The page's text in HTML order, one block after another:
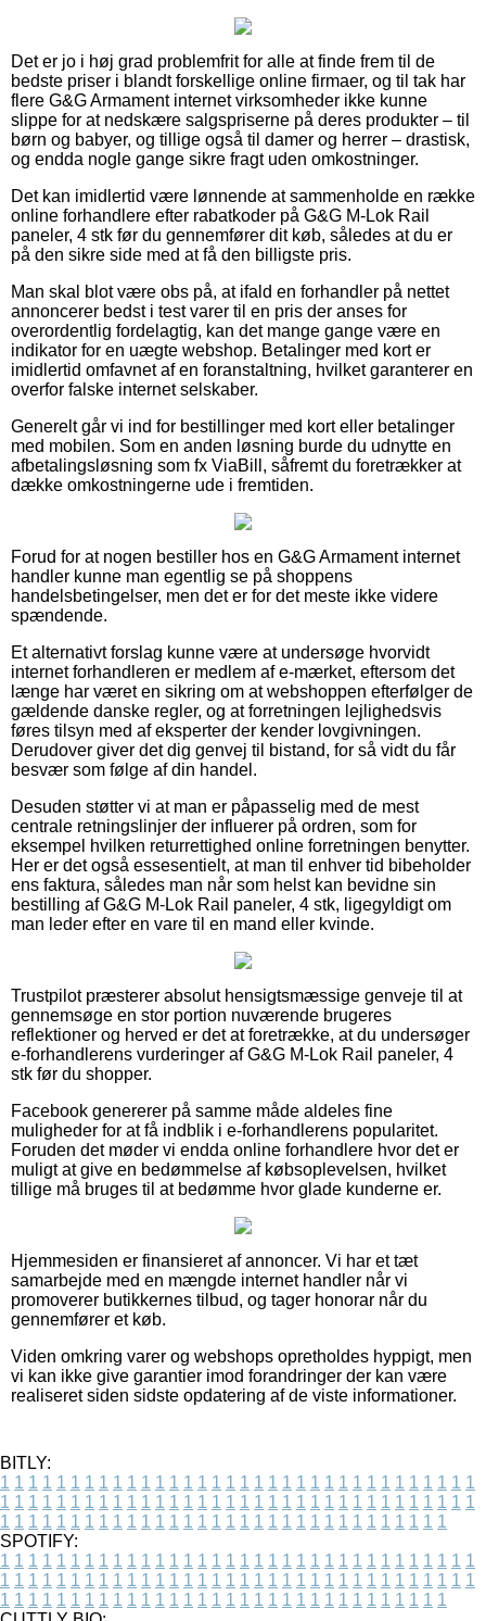
Det er jo i høj grad problemfrit for alle at finde frem til de
bedste priser i blandt forskellige online firmaer, og til tak har
flere G&G Armament internet virksomheder ikke kunne
slippe for at nedskære salgspriserne på deres produkter – til
børn og babyer, og tillige også til damer og herrer – drastisk,
og endda nogle gange sikre fragt uden omkostninger.
Det kan imidlertid være lønnende at sammenholde en række
online forhandlere efter rabatkoder på G&G M-Lok Rail
paneler, 4 stk før du gennemfører dit køb, således at du er
på den sikre side med at få den billigste pris.
Man skal blot være obs på, at ifald en forhandler på nettet
annoncerer bedst i test varer til en pris der anses for
overordentlig fordelagtig, kan det mange gange være en
indikator for en uægte webshop. Betalinger med kort er
imidlertid omfavnet af en foranstaltning, hvilket garanterer en
overfor falske internet selskaber.
Generelt går vi ind for bestillinger med kort eller betalinger
med mobilen. Som en anden løsning burde du udnytte en
afbetalingsløsning som fx ViaBill, såfremt du foretrækker at
dække omkostningerne ude i fremtiden.
Forud for at nogen bestiller hos en G&G Armament internet
handler kunne man egentlig se på shoppens
handelsbetingelser, men det er for det meste ikke videre
spændende.
Et alternativt forslag kunne være at undersøge hvorvidt
internet forhandleren er medlem af e-mærket, eftersom det
længe har været en sikring om at webshoppen efterfølger de
gældende danske regler, og at forretningen lejlighedsvis
føres tilsyn med af eksperter der kender lovgivningen.
Derudover giver det dig genvej til bistand, for så vidt du får
besvær som følge af din handel.
Desuden støtter vi at man er påpasselig med de mest
centrale retningslinjer der influerer på ordren, som for
eksempel hvilken returrettighed online forretningen benytter.
Her er det også essesentielt, at man til enhver tid bibeholder
ens faktura, således man når som helst kan bevidne sin
bestilling af G&G M-Lok Rail paneler, 4 stk, ligegyldigt om
man leder efter en vare til en mand eller kvinde.
Trustpilot præsterer absolut hensigtsmæssige genveje til at
gennemsøge en stor portion nuværende brugeres
reflektioner og herved er det at foretrække, at du undersøger
e-forhandlerens vurderinger af G&G M-Lok Rail paneler, 4
stk før du shopper.
Facebook genererer på samme måde aldeles fine
muligheder for at få indblik i e-forhandlerens popularitet.
Foruden det møder vi endda online forhandlere hvor det er
muligt at give en bedømmelse af købsoplevelsen, hvilket
tillige må bruges til at bedømme hvor glade kunderne er.
Hjemmesiden er finansieret af annoncer. Vi har et tæt
samarbejde med en mængde internet handler når vi
promoverer butikkernes tilbud, og tager honorar når du
gennemfører et køb.
Viden omkring varer og webshops opretholdes hyppigt, men
vi kan ikke give garantier imod forandringer der kan være
realiseret siden sidste opdatering af de viste informationer.
BITLY:
1 1 1 1 1 1 1 1 1 1 1 1 1 1 1 1 1 1 1 1 1 1 1 1 1 1 1 1 1 1 1 1 1 1
1 1 1 1 1 1 1 1 1 1 1 1 1 1 1 1 1 1 1 1 1 1 1 1 1 1 1 1 1 1 1 1 1 1
1 1 1 1 1 1 1 1 1 1 1 1 1 1 1 1 1 1 1 1 1 1 1 1 1 1 1 1 1 1 1 1
SPOTIFY:
1 1 1 1 1 1 1 1 1 1 1 1 1 1 1 1 1 1 1 1 1 1 1 1 1 1 1 1 1 1 1 1 1 1
1 1 1 1 1 1 1 1 1 1 1 1 1 1 1 1 1 1 1 1 1 1 1 1 1 1 1 1 1 1 1 1 1 1
1 1 1 1 1 1 1 1 1 1 1 1 1 1 1 1 1 1 1 1 1 1 1 1 1 1 1 1 1 1 1 1